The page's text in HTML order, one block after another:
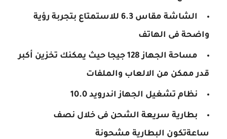
الشاشة مقاس 6.3 للاستمتاع بتجربة رؤية
واضحة فى الهاتف
مساحة الجهاز 128 جيجا حيث يمكنك تخزين أكبر
قدر ممكن من الالعاب والملفات
نظام تشغيل الجهاز اندرويد 10.0
بطارية سريعة الشحن فى خلال نصف
ساعةتكون البطارية مشحونة